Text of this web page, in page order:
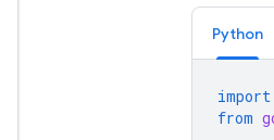
Python
import
from